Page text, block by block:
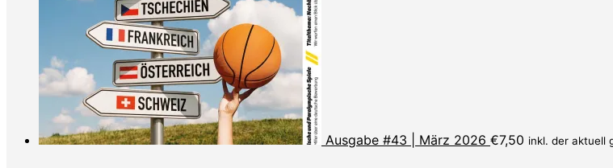
Ausgabe #43 | März 2026 €7,50 inkl. der aktuell